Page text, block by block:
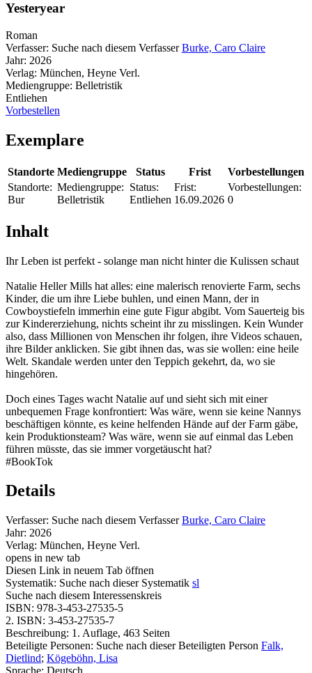
Yesteryear
Roman
Verfasser: Suche nach diesem Verfasser Burke, Caro Claire
Jahr: 2026
Verlag: München, Heyne Verl.
Mediengruppe: Belletristik
Entliehen
Vorbestellen
Exemplare
Standorte Mediengruppe Status Frist
Vorbestellungen
Standorte:
Bur
Mediengruppe:
Belletristik
Status:
Entliehen
Frist:
16.09.2026
Vorbestellungen:
0
Inhalt
Ihr Leben ist perfekt - solange man nicht hinter die Kulissen schaut
Natalie Heller Mills hat alles: eine malerisch renovierte Farm, sechs
Kinder, die um ihre Liebe buhlen, und einen Mann, der in
Cowboystiefeln immerhin eine gute Figur abgibt. Vom Sauerteig bis
zur Kindererziehung, nichts scheint ihr zu misslingen. Kein Wunder
also, dass Millionen von Menschen ihr folgen, ihre Videos schauen,
ihre Bilder anklicken. Sie gibt ihnen das, was sie wollen: eine heile
Welt. Skandale werden unter den Teppich gekehrt, da, wo sie
hingehören.
Doch eines Tages wacht Natalie auf und sieht sich mit einer
unbequemen Frage konfrontiert: Was wäre, wenn sie keine Nannys
beschäftigen könnte, es keine helfenden Hände auf der Farm gäbe,
kein Produktionsteam? Was wäre, wenn sie auf einmal das Leben
führen müsste, das sie immer vorgetäuscht hat?
#BookTok
Details
Verfasser: Suche nach diesem Verfasser Burke, Caro Claire
Jahr: 2026
Verlag: München, Heyne Verl.
opens in new tab
Diesen Link in neuem Tab öffnen
Systematik: Suche nach dieser Systematik sl
Suche nach diesem Interessenskreis
ISBN: 978-3-453-27535-5
2. ISBN: 3-453-27535-7
Beschreibung: 1. Auflage, 463 Seiten
Beteiligte Personen: Suche nach dieser Beteiligten Person Falk,
Dietlind; Kögeböhn, Lisa